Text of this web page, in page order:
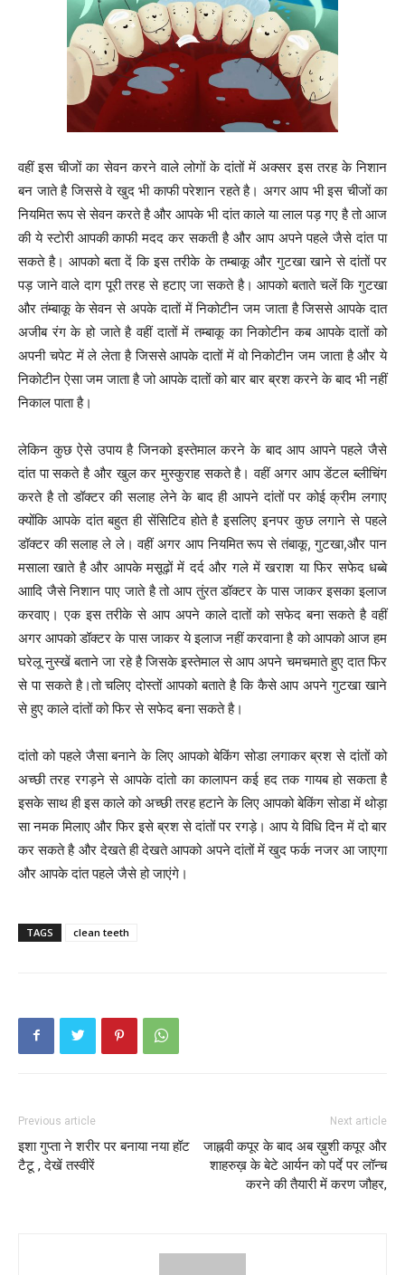
वहीं इस चीजों का सेवन करने वाले लोगों के दांतों में अक्सर इस तरह के निशान
बन जाते है जिससे वे खुद भी काफी परेशान रहते है। अगर आप भी इस चीजों का
नियमित रूप से सेवन करते है और आपके भी दांत काले या लाल पड़ गए है तो आज
की ये स्टोरी आपकी काफी मदद कर सकती है और आप अपने पहले जैसे दांत पा
सकते है। आपको बता दें कि इस तरीके के तम्बाकू और गुटखा खाने से दांतों पर
पड़ जाने वाले दाग पूरी तरह से हटाए जा सकते है। आपको बताते चलें कि गुटखा
और तंम्बाकू के सेवन से अपके दातों में निकोटीन जम जाता है जिससे आपके दात
अजीब रंग के हो जाते है वहीं दातों में तम्बाकू का निकोटीन कब आपके दातों को
अपनी चपेट में ले लेता है जिससे आपके दातों में वो निकोटीन जम जाता है और ये
निकोटीन ऐसा जम जाता है जो आपके दातों को बार बार ब्रश करने के बाद भी नहीं
निकाल पाता है।
लेकिन कुछ ऐसे उपाय है जिनको इस्तेमाल करने के बाद आप आपने पहले जैसे
दांत पा सकते है और खुल कर मुस्कुराह सकते है। वहीं अगर आप डेंटल ब्लीचिंग
करते है तो डॉक्टर की सलाह लेने के बाद ही आपने दांतों पर कोई क्रीम लगाए
क्योंकि आपके दांत बहुत ही सेंसिटिव होते है इसलिए इनपर कुछ लगाने से पहले
डॉक्टर की सलाह ले ले। वहीं अगर आप नियमित रूप से तंबाकू, गुटखा,और पान
मसाला खाते है और आपके मसूढ़ों में दर्द और गले में खराश या फिर सफेद धब्बे
आादि जैसे निशान पाए जाते है तो आप तुंरत डॉक्टर के पास जाकर इसका इलाज
करवाए। एक इस तरीके से आप अपने काले दातों को सफेद बना सकते है वहीं
अगर आपको डॉक्टर के पास जाकर ये इलाज नहीं करवाना है को आपको आज हम
घरेलू नुस्खें बताने जा रहे है जिसके इस्तेमाल से आप अपने चमचमाते हुए दात फिर
से पा सकते है।तो चलिए दोस्तों आपको बताते है कि कैसे आप अपने गुटखा खाने
से हुए काले दांतों को फिर से सफेद बना सकते है।
दांतो को पहले जैसा बनाने के लिए आपको बेकिंग सोडा लगाकर ब्रश से दांतों को
अच्छी तरह रगड़ने से आपके दांतो का कालापन कई हद तक गायब हो सकता है
इसके साथ ही इस काले को अच्छी तरह हटाने के लिए आपको बेकिंग सोडा में थोड़ा
सा नमक मिलाए और फिर इसे ब्रश से दांतों पर रगड़े। आप ये विधि दिन में दो बार
कर सकते है और देखते ही देखते आपको अपने दांतों में खुद फर्क नजर आ जाएगा
और आपके दांत पहले जैसे हो जाएंगे।
TAGS clean teeth
Previous article
इशा गुप्ता ने शरीर पर बनाया नया हॉट
टैटू , देखें तस्वीरें
Next article
जाह्नवी कपूर के बाद अब ख़ुशी कपूर और
शाहरुख़ के बेटे आर्यन को पर्दे पर लॉन्च
करने की तैयारी में करण जौहर,